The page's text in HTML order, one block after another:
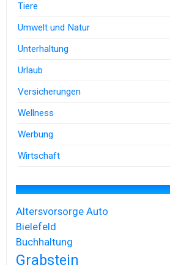
Tiere
Umwelt und Natur
Unterhaltung
Urlaub
Versicherungen
Wellness
Werbung
Wirtschaft
Altersvorsorge Auto
Bielefeld
Buchhaltung
Grabstein